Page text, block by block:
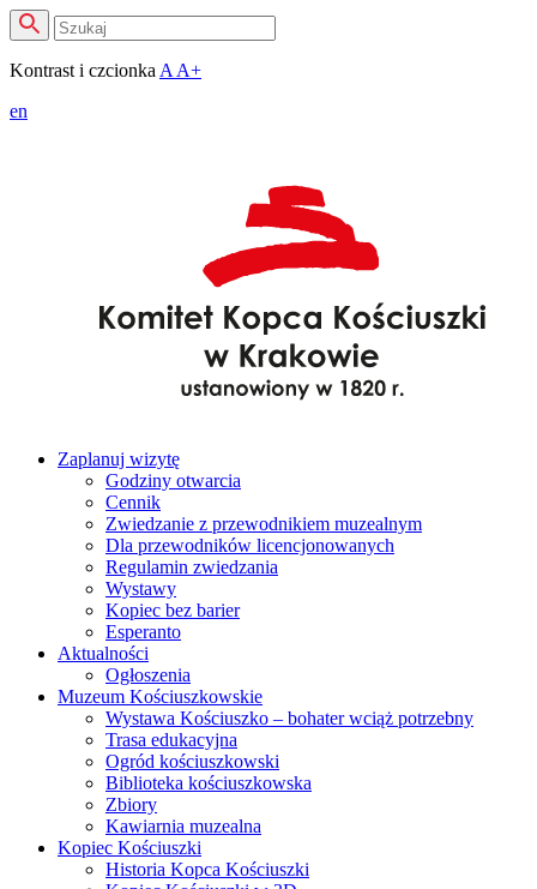
Kontrast i czcionka A A+
en
Zaplanuj wizytę
Godziny otwarcia
Cennik
Zwiedzanie z przewodnikiem muzealnym
Dla przewodników licencjonowanych
Regulamin zwiedzania
Wystawy
Kopiec bez barier
Esperanto
Aktualności
Ogłoszenia
Muzeum Kościuszkowskie
Wystawa Kościuszko – bohater wciąż potrzebny
Trasa edukacyjna
Ogród kościuszkowski
Biblioteka kościuszkowska
Zbiory
Kawiarnia muzealna
Kopiec Kościuszki
Historia Kopca Kościuszki